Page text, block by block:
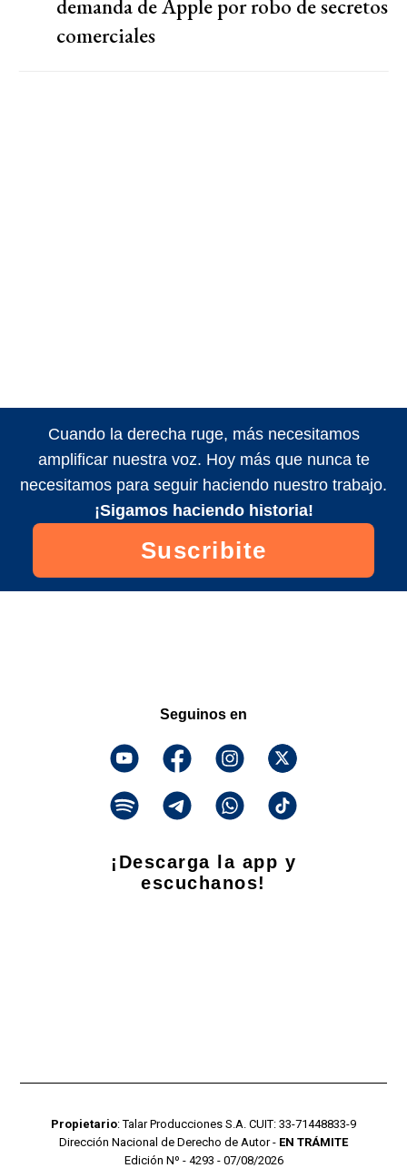
demanda de Apple por robo de secretos
comerciales
Cuando la derecha ruge, más necesitamos
amplificar nuestra voz. Hoy más que nunca te
necesitamos para seguir haciendo nuestro trabajo.
¡Sigamos haciendo historia!
Suscribite
Seguinos en
¡Descarga la app y
escuchanos!
Propietario: Talar Producciones S.A. CUIT: 33-71448833-9
Dirección Nacional de Derecho de Autor - EN TRÁMITE
Edición Nº - 4293 - 07/08/2026